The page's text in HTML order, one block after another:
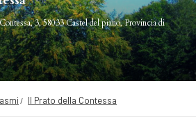
3, 58033 Castel del piano, Provincia di
Il Prato della Contessa